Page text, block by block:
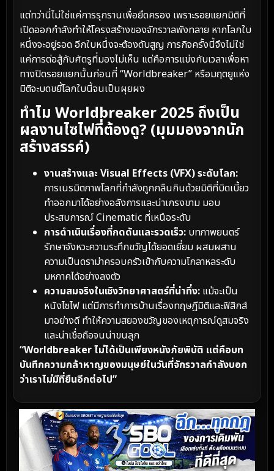
แต่ทว่านี่ไม่ใช่แค่การรุกรานเพื่อยึดครอง เพราะรอยแยกมิติที่
เปิดออกกำลังทำให้โครงสร้างของจักรวาลพังทลาย หากโลกใบ
หนึ่งจะอยู่รอด อีกใบหนึ่งจะต้องดับสูญ ภารกิจครั้งนี้จึงไม่ใช่
แค่การต่อสู้กับศัตรูที่มองไม่เห็น แต่คือการแข่งกับเวลาเพื่อหา
ทางปิดรอยแยกนั้นก่อนที่ “Worldbreaker” หรือมฤตยูแห่ง
มิติจะบดขยี้โลกใบนี้จนเป็นผุยผง
ทำไม Worldbreaker 2025 ถึงเป็น
ผลงานไซไฟที่ต้องดู? (มุมมองจากนัก
สร้างสรรค์)
งานสร้างและ Visual Effects (VFX) ระดับโลก:
การเนรมิตภาพโลกที่กำลังถูกกลืนกินด้วยมิติที่บิดเบี้ยว
ทำออกมาได้อย่างอลังการและน่าเกรงขาม มอบ
ประสบการณ์ Cinematic ที่เหนือระดับ
การดำเนินเรื่องที่กดดันและรวดเร็ว: บทภาพยนตร์
รักษาจังหวะความระทึกขวัญได้ยอดเยี่ยม ผสมผสาน
ความเป็นดราม่าครอบครัวเข้ากับความโกลาหลระดับ
มหภาคได้อย่างลงตัว
ความสมจริงในเชิงวิทยาศาสตร์ที่น่าทึ่ง: แม้จะเป็น
หนังไซไฟ แต่มีการทำการบ้านเรื่องทฤษฎีมิติและฟิสิกส์
มาอย่างดี ทำให้ความสยองขวัญของเหตุการณ์ดูสมจริง
และน่าเชื่อถือจนน่าขนลุก
“Worldbreaker ไม่ได้เป็นเพียงหนังภัยพิบัติ แต่คือบท
บันทึกความกล้าหาญของมนุษย์ในวันที่จักรวาลกำลังบอก
ว่าเราไม่มีที่ยืนอีกต่อไป”